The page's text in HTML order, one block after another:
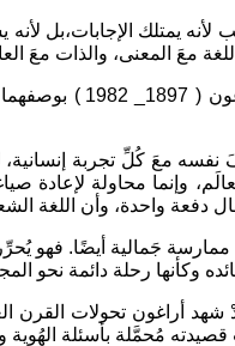
يمتلك الإجابات،بل لأنه
معَ المعنى، والذات معَ
في هذا السياق، تتجلى
معَ كُلِّ تجربة
محاولة لإعادة
دفعة واحدة، وأن اللغة
جَمالية أيضًا. فهو
وكأنها رحلة دائمة نحو
تحولات القرن
قصيدته مُحمَّلة بأسئلة